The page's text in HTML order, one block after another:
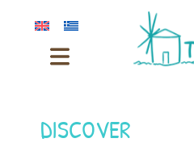
DISCOVER